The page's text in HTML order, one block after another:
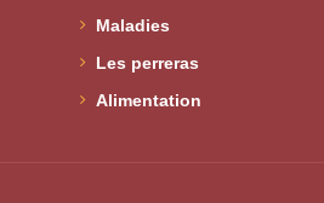
Maladies
Les perreras
Alimentation